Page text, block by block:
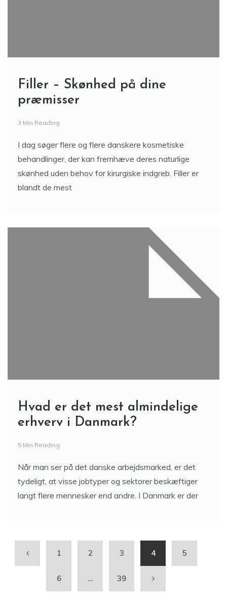
Filler – Skønhed på dine
præmisser
3 Min Reading
I dag søger flere og flere danskere kosmetiske
behandlinger, der kan fremhæve deres naturlige
skønhed uden behov for kirurgiske indgreb. Filler er
blandt de mest
Hvad er det mest almindelige
erhverv i Danmark?
5 Min Reading
Når man ser på det danske arbejdsmarked, er det
tydeligt, at visse jobtyper og sektorer beskæftiger
langt flere mennesker end andre. I Danmark er der
1 2 3 4 5
6 … 39